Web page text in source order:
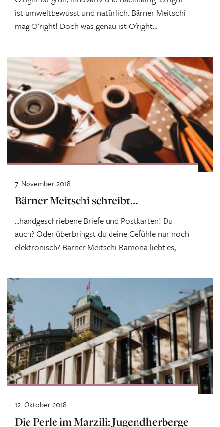
ist umweltbewusst und natürlich. Bärner Meitschi
mag O'right! Doch was genau ist O'right...
Bärner Meitschi schreibt…
...handgeschriebene Briefe und Postkarten! Du
auch? Oder überbringst du deine Gefühle nur noch
elektronisch? Bärner Meitschi Ramona liebt es,
7. November 2018
Die Perle im Marzili: Jugendherberge
12. Oktober 2018